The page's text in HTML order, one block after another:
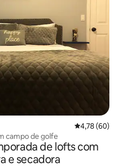
4,78 de uma
4,78 (60)
campo de golfe
de lofts com
e secadora